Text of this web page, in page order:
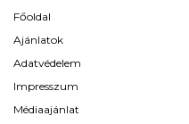
Főoldal
Ajánlatok
Adatvédelem
Impresszum
Médiaajánlat